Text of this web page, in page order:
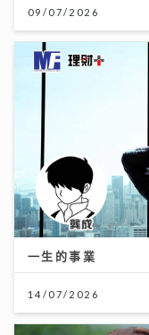
09/07/2026
一生的事業
14/07/2026